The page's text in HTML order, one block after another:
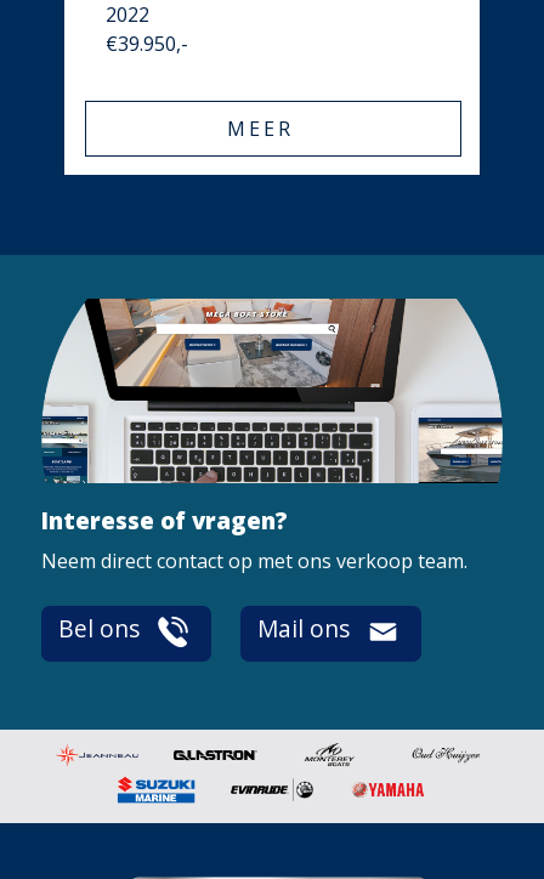
2022
€39.950,-
MEER
Interesse of vragen?
Neem direct contact op met ons verkoop team.
Bel ons Mail ons